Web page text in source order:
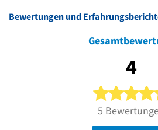
Bewertungen und
4
5